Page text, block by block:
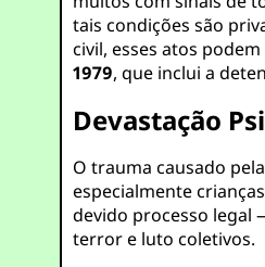
tais condições são
civil, esses atos
1979, que inclui a
Devastação
O trauma causado
especialmente
devido processo legal
terror e luto coletivos.